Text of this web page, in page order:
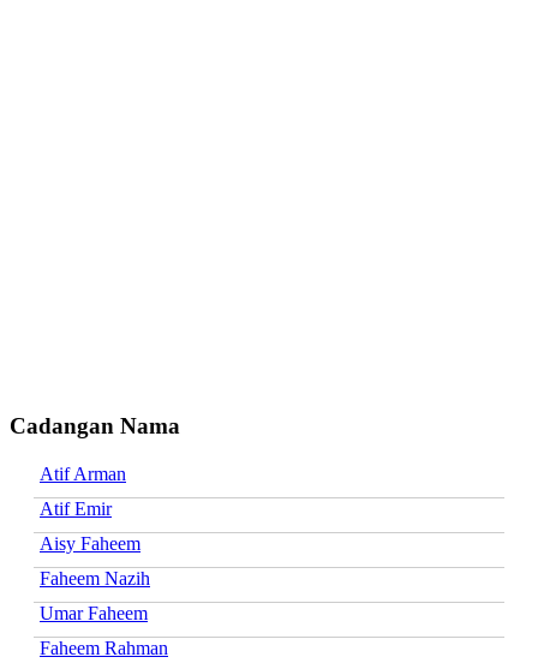
Cadangan Nama
Atif Arman
Atif Emir
Aisy Faheem
Faheem Nazih
Umar Faheem
Faheem Rahman